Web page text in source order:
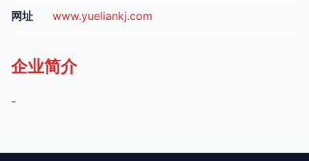
网址 www.yueliankj.com
企业简介
-